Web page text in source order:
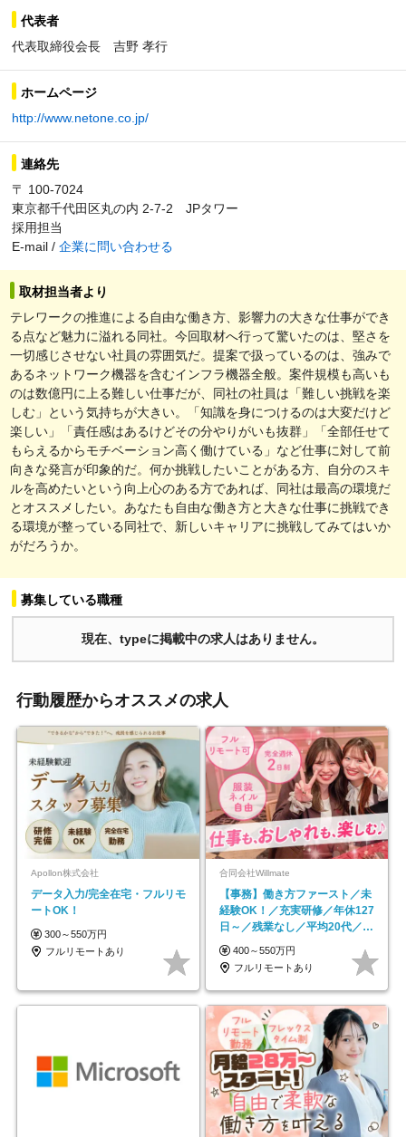
代表者
代表取締役会長 吉野 孝行
ホームページ
http://www.netone.co.jp/
連絡先
〒 100-7024
東京都千代田区丸の内 2-7-2 JPタワー
採用担当
E-mail / 企業に問い合わせる
取材担当者より
テレワークの推進による自由な働き方、影響力の大きな仕事ができ
る点など魅力に溢れる同社。今回取材へ行って驚いたのは、堅さを
一切感じさせない社員の雰囲気だ。提案で扱っているのは、強みで
あるネットワーク機器を含むインフラ機器全般。案件規模も高いも
のは数億円に上る難しい仕事だが、同社の社員は「難しい挑戦を楽
しむ」という気持ちが大きい。「知識を身につけるのは大変だけど
楽しい」「責任感はあるけどその分やりがいも抜群」「全部任せて
もらえるからモチベーション高く働けている」など仕事に対して前
向きな発言が印象的だ。何か挑戦したいことがある方、自分のスキ
ルを高めたいという向上心のある方であれば、同社は最高の環境だ
とオススメしたい。あなたも自由な働き方と大きな仕事に挑戦でき
る環境が整っている同社で、新しいキャリアに挑戦してみてはいか
がだろうか。
募集している職種
現在、typeに掲載中の求人はありません。
行動履歴からオススメの求人
Apollon株式会社
データ入力/完全在宅・フルリモ
ートOK！
300～550万円
フルリモートあり
合同会社Willmate
【事務】働き方ファースト／未
経験OK！／充実研修／年休127
日～／残業なし／平均20代／リ
モートOK
400～550万円
フルリモートあり